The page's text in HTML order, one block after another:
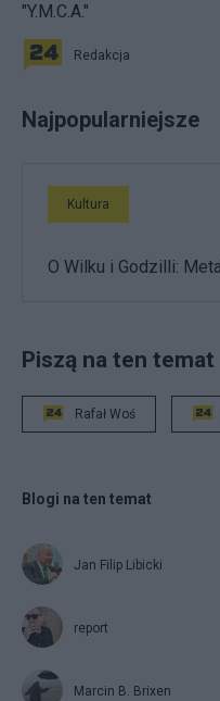
"Y.M.C.A."
Redakcja
Najpopularniejsze
Kultura
O Wilku i Godzilli:
Piszą na ten temat
Rafał Woś
Blogi na ten temat
Jan Filip Libicki
report
Marcin B. Brixen